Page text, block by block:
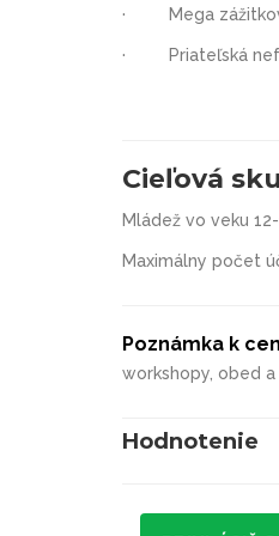
· Mega
· Priateľská
Cieľová
Mládež vo veku 12-
Maximálny počet
Poznámka k
workshopy, obed
Hodnotenie